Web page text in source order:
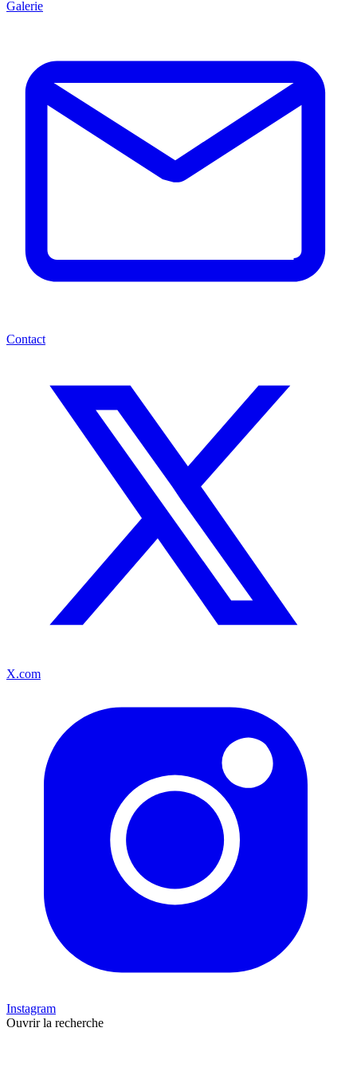
Galerie
Contact
X.com
Instagram
Ouvrir la recherche